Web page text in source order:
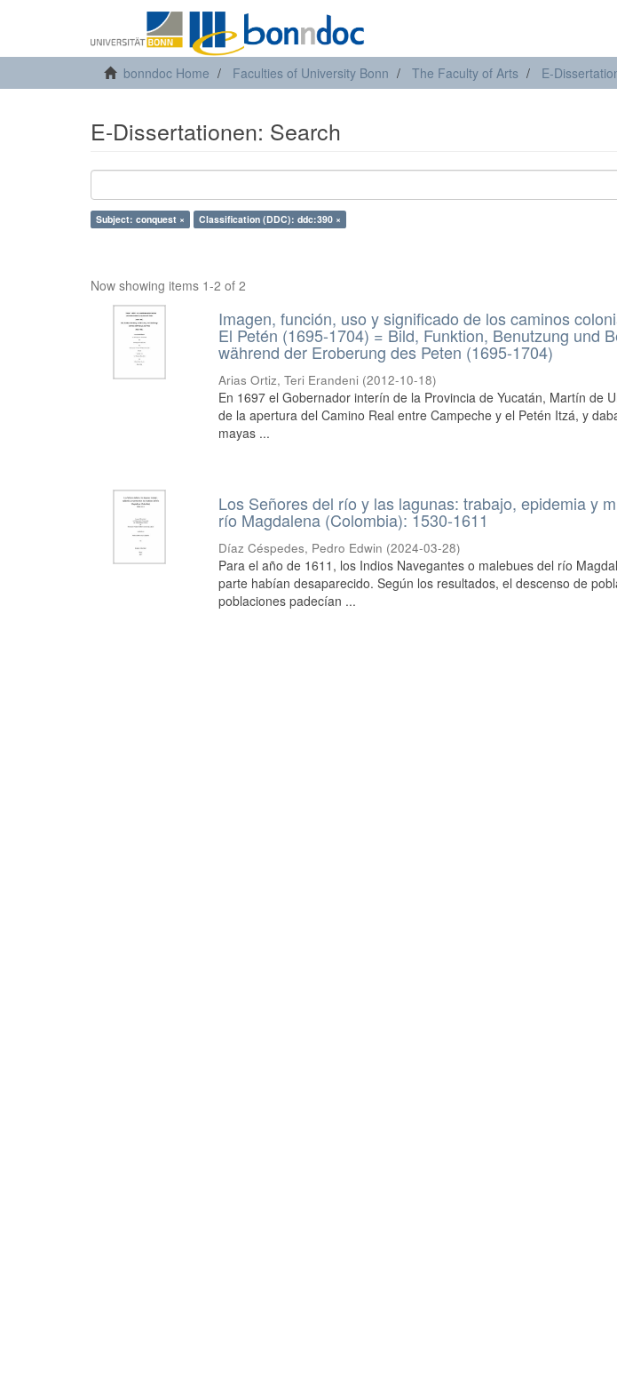
bonndoc Home Faculties of University Bonn The Faculty of Arts E-
E-Dissertationen: Search
Subject: conquest × Classification (DDC): ddc:390 ×
Now showing items 1-2 of 2
Imagen, función, uso y significado de los caminos
El Petén (1695-1704) = Bild, Funktion, Benutzung und
während der Eroberung des Peten (1695-1704)
Arias Ortiz, Teri Erandeni (2012-10-18)
En 1697 el Gobernador interín de la Provincia de Yucatán, Martín de
de la apertura del Camino Real entre Campeche y el Petén Itzá, y
mayas ...
Los Señores del río y las lagunas: trabajo, epidemia y
río Magdalena (Colombia): 1530-1611
Díaz Céspedes, Pedro Edwin (2024-03-28)
Para el año de 1611, los Indios Navegantes o malebues del río
parte habían desaparecido. Según los resultados, el descenso de
poblaciones padecían ...